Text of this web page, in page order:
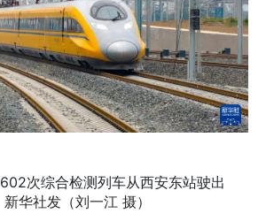
次综合检测列车从西安东站驶出
华社发（刘一江 摄）